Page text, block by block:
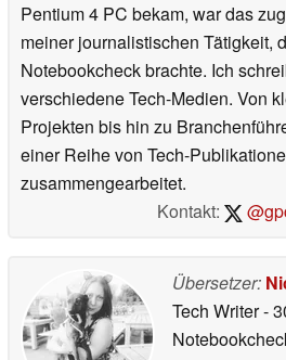
Pentium 4 PC bekam, war das
meiner journalistischen Tätigkeit,
Notebookcheck brachte. Ich
verschiedene Tech-Medien. Von
Projekten bis hin zu
einer Reihe von Tech-
zusammengearbeitet.
Kontakt:
Übersetzer:
Tech Writer-